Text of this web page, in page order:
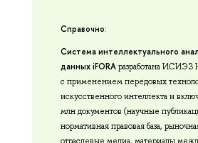
Справочно:
Система интеллектуального
данных iFORAразработана
с применением передовых
искусственного интеллекта и
млн документов (научные
нормативная правовая база,